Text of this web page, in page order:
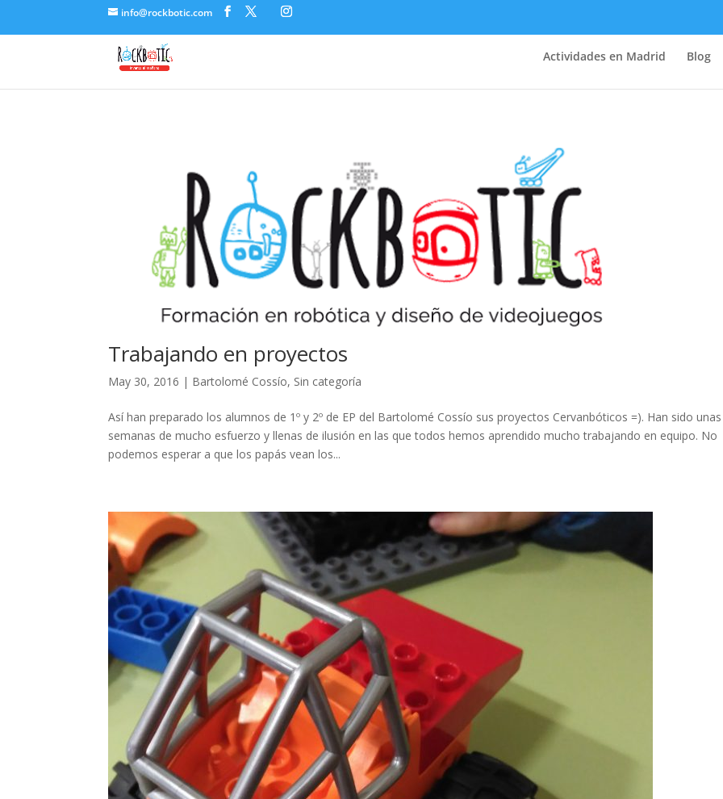
info@rockbotic.com
Actividades en Madrid Blog
Trabajando en proyectos
May 30, 2016 | Bartolomé Cossío, Sin categoría
Así han preparado los alumnos de 1º y 2º de EP del Bartolomé Cossío sus proyectos Cervanbóticos =). Han sido unas
semanas de mucho esfuerzo y llenas de ilusión en las que todos hemos aprendido mucho trabajando en equipo. No
podemos esperar a que los papás vean los...